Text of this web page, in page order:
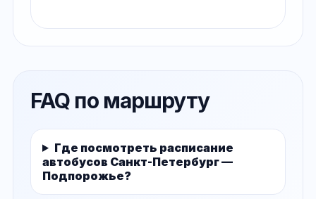
FAQ по маршруту
Где посмотреть расписание
автобусов Санкт-Петербург —
Подпорожье?